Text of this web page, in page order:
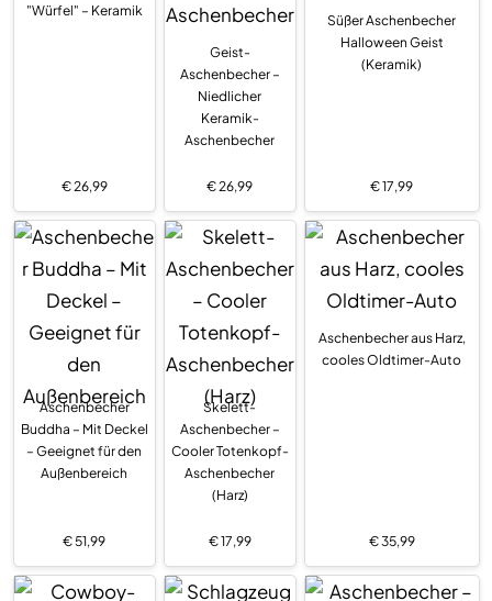
"Würfel" – Keramik
€26,99
Geist-
Aschenbecher –
Niedlicher
Keramik-
Aschenbecher
€26,99
Süßer Aschenbecher
Halloween Geist
(Keramik)
€17,99
Aschenbecher
Buddha – Mit Deckel
– Geeignet für den
Außenbereich
€51,99
Skelett-
Aschenbecher –
Cooler Totenkopf-
Aschenbecher
(Harz)
€17,99
Aschenbecher aus Harz,
cooles Oldtimer-Auto
€35,99